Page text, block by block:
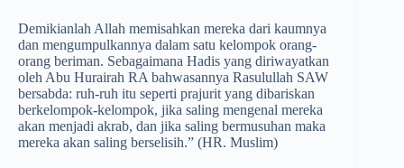
Demikianlah Allah memisahkan mereka dari kaumnya
dan mengumpulkannya dalam satu kelompok orang-
orang beriman. Sebagaimana Hadis yang diriwayatkan
oleh Abu Hurairah RA bahwasannya Rasulullah SAW
bersabda: ruh-ruh itu seperti prajurit yang dibariskan
berkelompok-kelompok, jika saling mengenal mereka
akan menjadi akrab, dan jika saling bermusuhan maka
mereka akan saling berselisih.” (HR. Muslim)